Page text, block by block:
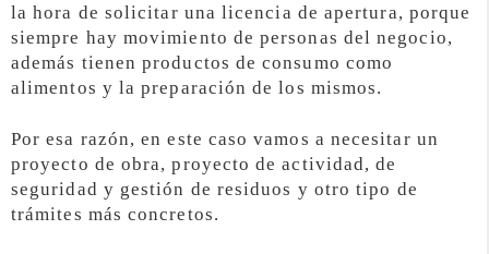
la hora de solicitar una licencia de apertura, porque
siempre hay movimiento de personas del negocio,
además tienen productos de consumo como
alimentos y la preparación de los mismos.
Por esa razón, en este caso vamos a necesitar un
proyecto de obra, proyecto de actividad, de
seguridad y gestión de residuos y otro tipo de
trámites más concretos.